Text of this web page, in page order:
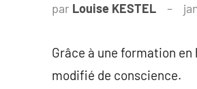
par Louise KESTEL
Grâce à une formation
modifié de conscience.